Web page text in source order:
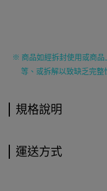
※ 商品如經拆封使用或商品
等、或拆解以致缺乏完整
規格說明
運送方式